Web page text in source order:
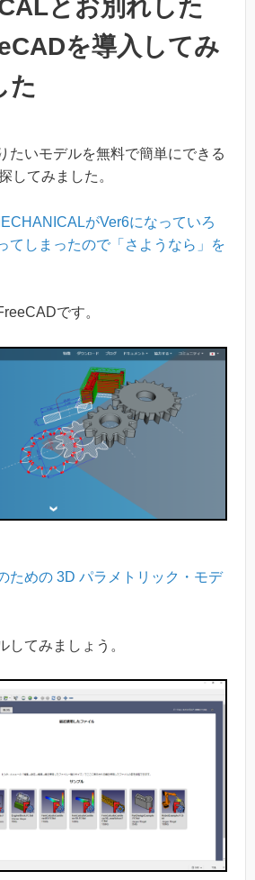
とお別れした
を導入してみ
た
たいモデルを無料で簡単にできる
してみました。
がVer6になっていろ
てしまったので「さようなら」を
です。
ための 3D パラメトリック・モデ
してみましょう。